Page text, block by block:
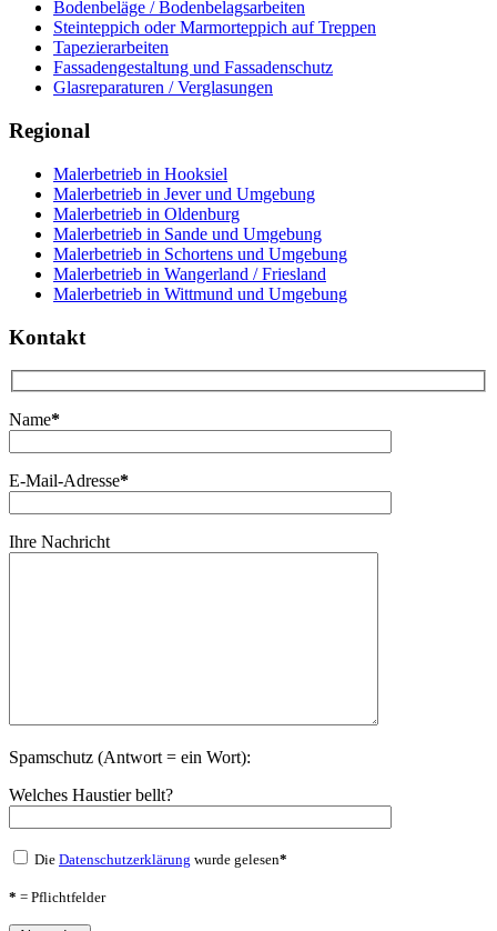
Bodenbeläge / Bodenbelagsarbeiten
Steinteppich oder Marmorteppich auf Treppen
Tapezierarbeiten
Fassadengestaltung und Fassadenschutz
Glasreparaturen / Verglasungen
Regional
Malerbetrieb in Hooksiel
Malerbetrieb in Jever und Umgebung
Malerbetrieb in Oldenburg
Malerbetrieb in Sande und Umgebung
Malerbetrieb in Schortens und Umgebung
Malerbetrieb in Wangerland / Friesland
Malerbetrieb in Wittmund und Umgebung
Kontakt
Name*
E-Mail-Adresse*
Ihre Nachricht
Spamschutz (Antwort = ein Wort):
Welches Haustier bellt?
Die Datenschutzerklärung wurde gelesen*
* = Pflichtfelder